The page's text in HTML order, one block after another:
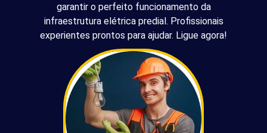
garantir o perfeito funcionamento da
infraestrutura elétrica predial. Profissionais
experientes prontos para ajudar. Ligue agora!